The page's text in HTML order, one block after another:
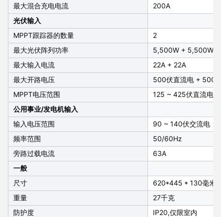
最大混合充电电流
200A
光伏输入
MPPT跟踪器的数量
2
最大光伏阵列功率
5,500W + 5,500W
最大输入电流
22A + 22A
最大开路电压
500伏直流电 + 500
MPPT电压范围
125 ~ 425伏直流电
公用事业/发电机输入
输入电压范围
90 ~ 140伏交流电
频率范围
50/60Hz
旁路过载电流
63A
一般
尺寸
620*445 * 130毫米
重量
27千克
防护度
IP20,仅限室内